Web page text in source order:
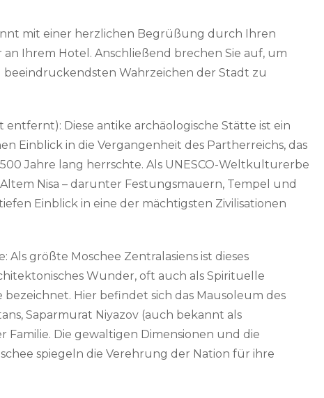
mit einer herzlichen Begrüßung durch Ihren
Ihrem Hotel. Anschließend brechen Sie auf, um
Wahrzeichen der Stadt zu
entfernt): Diese antike archäologische Stätte ist ein
Einblick in die Vergangenheit des Partherreichs, das
Jahre lang herrschte. Als UNESCO-Weltkulturerbe
Nisa – darunter Festungsmauern, Tempel und
Einblick in eine der mächtigsten Zivilisationen
Als größte Moschee Zentralasiens ist dieses
Wunder, oft auch als Spirituelle
bezeichnet. Hier befindet sich das Mausoleum des
Saparmurat Niyazov (auch bekannt als
Familie. Die gewaltigen Dimensionen und die
spiegeln die Verehrung der Nation für ihre